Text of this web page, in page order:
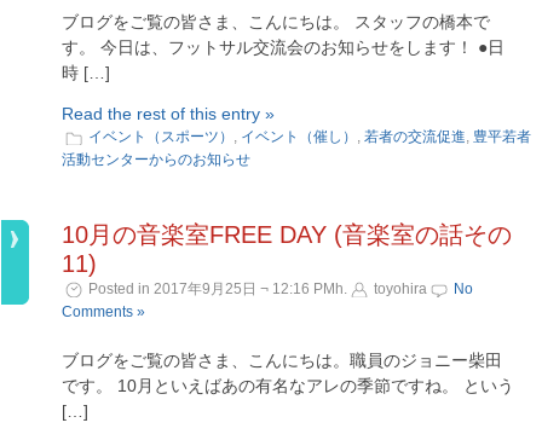
ブログをご覧の皆さま、こんにちは。 スタッフの橋本で
す。 今日は、フットサル交流会のお知らせをします！ ●日
時 […]
Read the rest of this entry »
イベント（スポーツ） , イベント（催し） , 若者の交流促進, 豊平若者
活動センターからのお知らせ
10月の音楽室FREE DAY (音楽室の話その
11)
Posted in 2017年9月25日 ¬ 12:16 PMh. toyohira
No
Comments »
ブログをご覧の皆さま、こんにちは。職員のジョニー柴田
です。 10月といえばあの有名なアレの季節ですね。 という
[…]